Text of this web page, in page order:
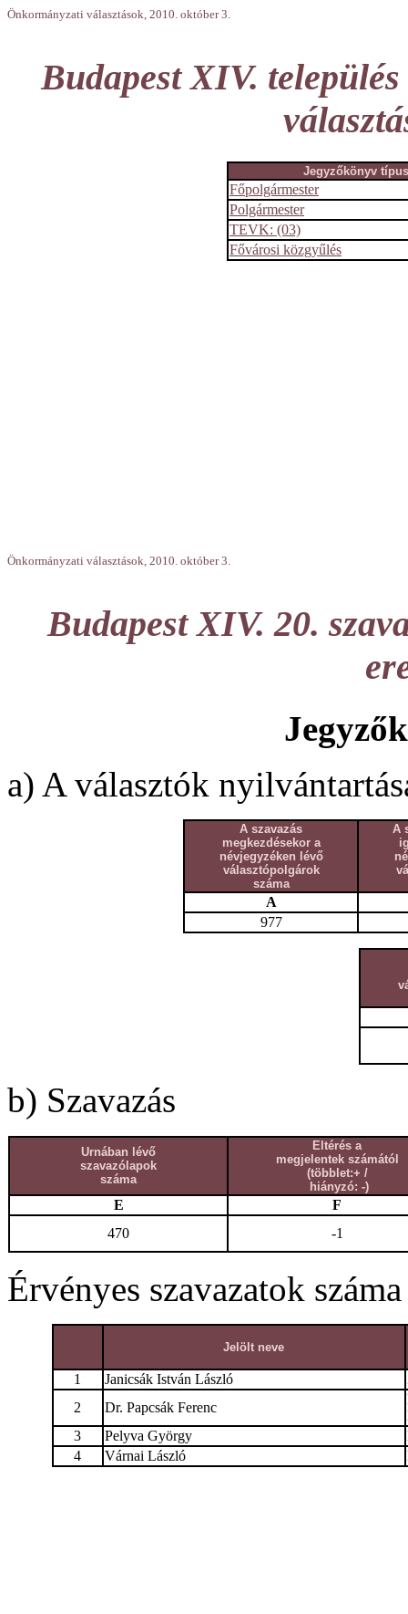
Önkormányzati választások, 2010. október 3.
Budapest XIV.
Jegyzőkönyv
Főpolgármester
Polgármester
TEVK: (03)
Fővárosi közgyűlés
Önkormányzati választások, 2010. október 3.
Budapest XIV. 20.
a) A választók
A szavazás
megkezdésekor a
névjegyzéken lévő
választópolgárok
száma
A
A
977
b) Szavazás
Urnában lévő
szavazólapok
száma
Eltérés a
megjelentek számától
(többlet:+ /
hiányzó: -)
E
F
470
-1
Érvényes szavazatok száma
Jelölt neve
1 Janicsák István László
2
Dr. Papcsák Ferenc
3
Pelyva György
4
Várnai László